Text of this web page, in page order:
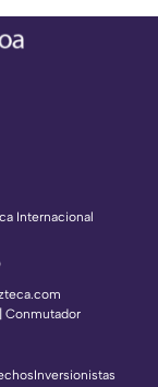
Internacional
Conmutador
Inversionistas